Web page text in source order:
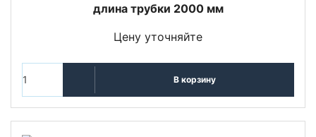
длина трубки 2000 мм
Цену уточняйте
В корзину